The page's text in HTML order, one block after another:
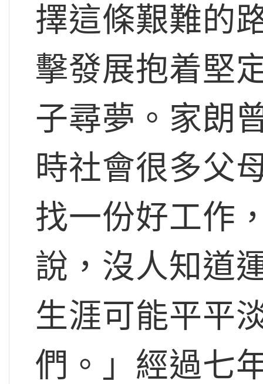
擇這條艱難的
擊發展抱着堅
子尋夢。家朗
時社會很多父
找一份好工作
說，沒人知道
生涯可能平平
們。」經過七